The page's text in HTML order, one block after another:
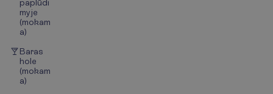
paplūdi
myje
(mokam
a)
Baras
hole
(mokam
a)